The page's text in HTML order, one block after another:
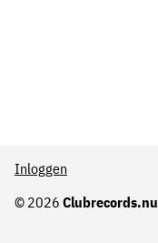
© 2026 Clubrecords.nu
Inloggen